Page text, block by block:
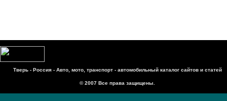
Тверь - Россия - Авто, мото, транспорт - автомобильный каталог сайтов и статей
© 2007 Все права защищены.